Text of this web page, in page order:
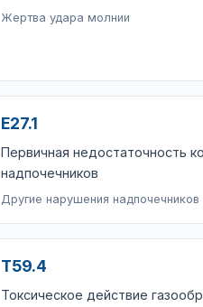
Жертва удара молнии
E27.1
Первичная недостаточность
надпочечников
Другие нарушения надпочечников
T59.4
Токсическое действие